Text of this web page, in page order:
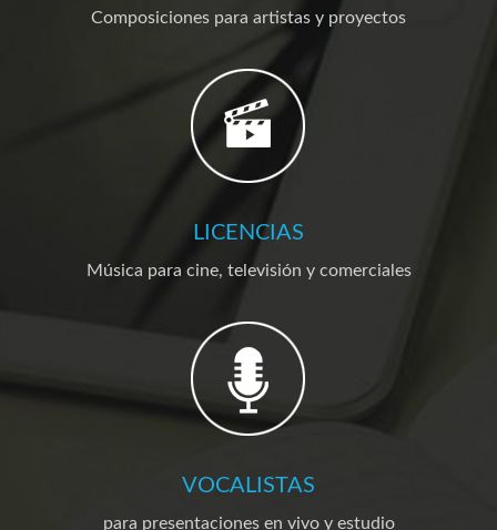
Composiciones para artistas y proyectos
LICENCIAS
Música para cine, televisión y comerciales
VOCALISTAS
para presentaciones en vivo y estudio